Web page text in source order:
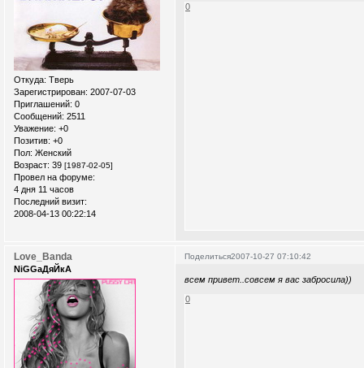
Откуда: Тверь
Зарегистрирован: 2007-07-03
Приглашений: 0
Сообщений: 2511
Уважение: +0
Позитив: +0
Пол: Женский
Возраст: 39 [1987-02-05]
Провел на форуме:
4 дня 11 часов
Последний визит:
2008-04-13 00:22:14
0
Поделиться2007-10-27 07:10:42
Love_Banda
NiGGaДяЙкА
всем привет..совсем я вас забросила))
0